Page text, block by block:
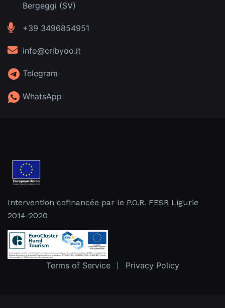
Bergeggi (SV)
+39 3496854951
info@cribyoo.it
Telegram
WhatsApp
Intervention cofinancée par le P.O.R. FESR Ligurie
2014-2020
Terms of Service Privacy Policy